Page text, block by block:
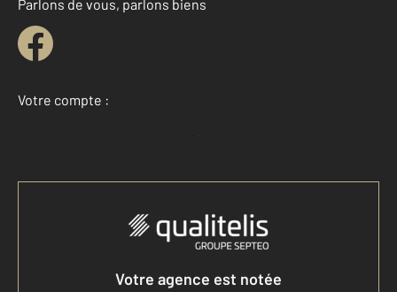
Parlons de vous, parlons biens
Votre compte :
Accéder à mon compte
Votre agence est notée